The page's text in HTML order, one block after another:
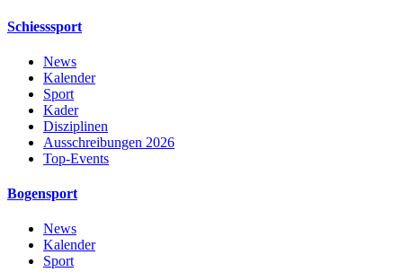
Schiesssport
News
Kalender
Sport
Kader
Disziplinen
Ausschreibungen 2026
Top-Events
Bogensport
News
Kalender
Sport